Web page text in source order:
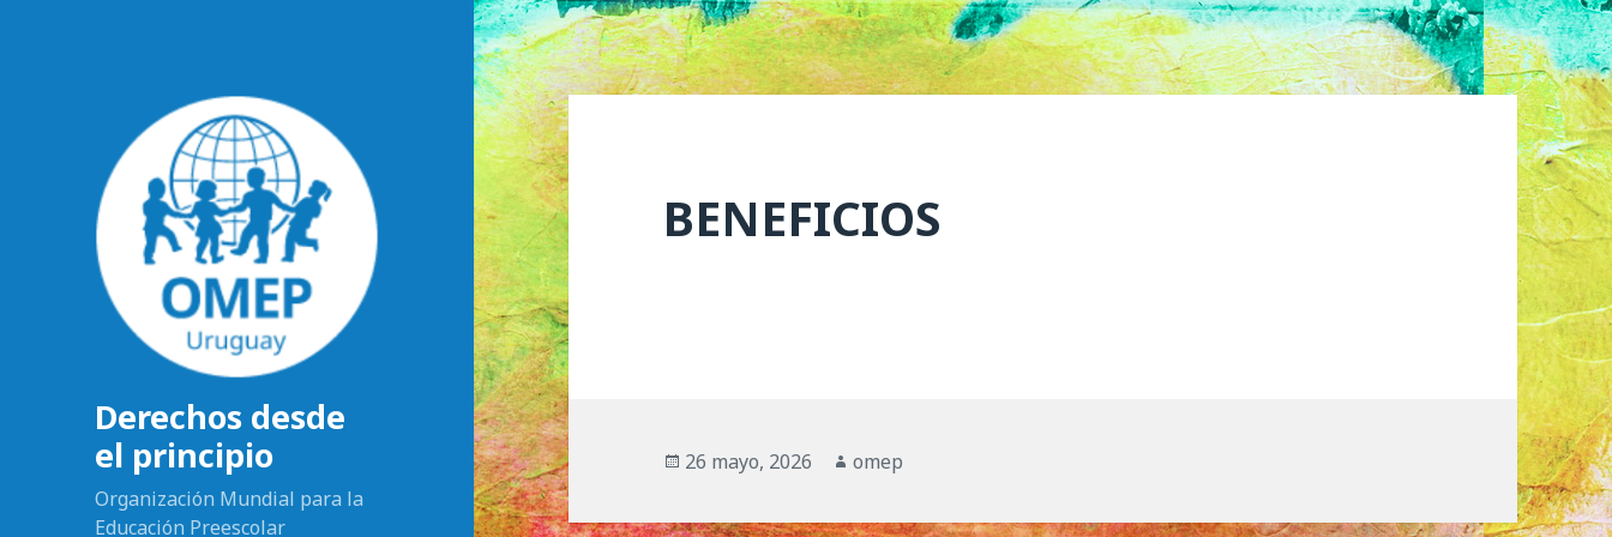
Derechos desde
el principio
Organización Mundial para la
Educación Preescolar
BENEFICIOS
Publicado
26 mayo, 2026 Autor
omep